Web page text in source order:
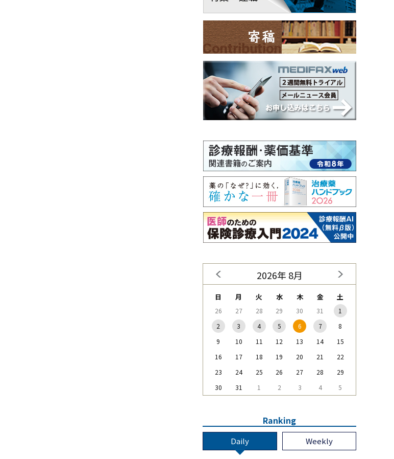
2026年 8月
日 月 火 水 木 金 土
26 27 28 29 30 31
1
2
3 4 5 6 7
8
9
10 11 12 13 14
15
16
17 18 19 20 21
22
23
24 25 26 27 28
29
30
31 1 2 3 4 5
Ranking
Daily Weekly